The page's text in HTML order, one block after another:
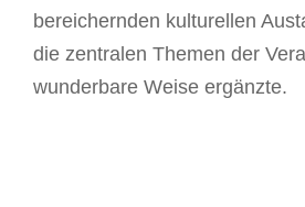
bereichernden kulturellen
die zentralen Themen der
wunderbare Weise ergänzte.